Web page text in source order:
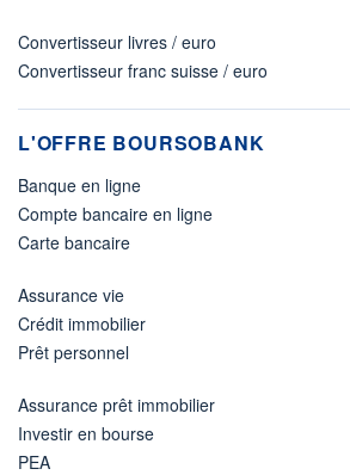
Convertisseur livres / euro
Convertisseur franc suisse / euro
L'OFFRE BOURSOBANK
Banque en ligne
Compte bancaire en ligne
Carte bancaire
Assurance vie
Crédit immobilier
Prêt personnel
Assurance prêt immobilier
Investir en bourse
PEA